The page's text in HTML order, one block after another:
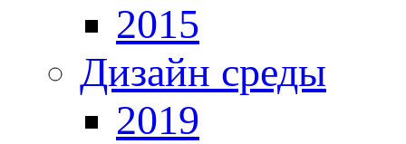
2015
Дизайн среды
2019